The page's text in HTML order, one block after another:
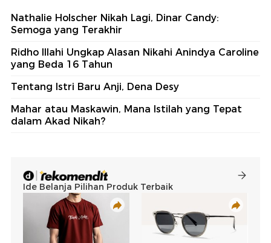
Nathalie Holscher Nikah Lagi, Dinar Candy:
Semoga yang Terakhir
Ridho Illahi Ungkap Alasan Nikahi Anindya Caroline
yang Beda 16 Tahun
Tentang Istri Baru Anji, Dena Desy
Mahar atau Maskawin, Mana Istilah yang Tepat
dalam Akad Nikah?